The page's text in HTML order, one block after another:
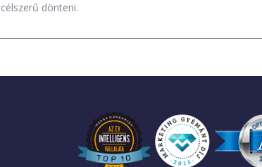
dönteni.